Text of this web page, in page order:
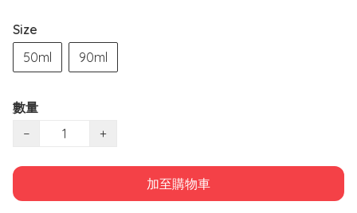
Size
50ml
90ml
數量
−
+
加至購物車